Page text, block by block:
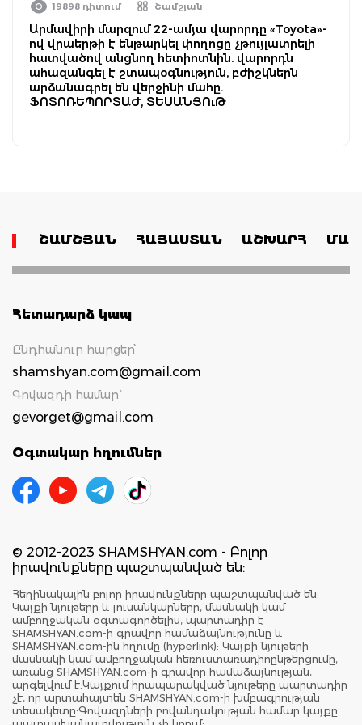
19898 դիտում Շամշյան
Արմավիրի մարզում 22-ամյա վարորդը «Toyota»-
ով վրաերթի է ենթարկել փողոցը չթույլատրելի
հատվածով անցնող հետիոտնին. վարորդն
ահազանգել է շտապօգնություն, բժիշկներն
արձանագրել են վերջինի մահը.
ՖՈՏՈՌԵՊՈՐՏԱԺ, ՏԵՍԱՆՅՈւԹ
ՇԱՄՇՅԱՆ ՀԱՅԱՍՏԱՆ ԱՇԽԱՐՀ
Հետադարձ կապ
Ընդհանուր հարցեր՝
shamshyan.com@gmail.com
Գովազդի համար`
gevorget@gmail.com
Օգտակար հղումներ
© 2012-2023 SHAMSHYAN.com - Բոլոր
իրավունքները պաշտպանված են:
Հեղինակային բոլոր իրավունքները պաշտպանված են:
Կայքի նյութերը և լուսանկարները, մասնակի կամ
ամբողջական օգտագործելիս, պարտադիր է
SHAMSHYAN.com-ի գրավոր համաձայնությունը և
SHAMSHYAN.com-ին հղումը (hyperlink): Կայքի նյութերի
մասնակի կամ ամբողջական հեռուստառադիոընթերցումը,
առանց SHAMSHYAN.com-ի գրավոր համաձայնության,
արգելվում է:Կայքում հրապարակված նյութերը պարտադիր
չէ, որ արտահայտեն SHAMSHYAN.com-ի խմբագրության
տեսակետը:Գովազդների բովանդակության համար կայքը